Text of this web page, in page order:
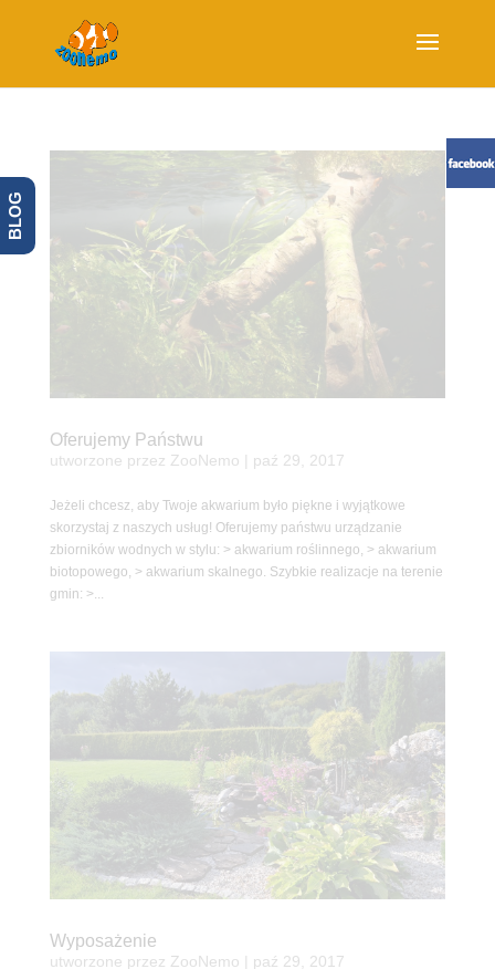
Oferujemy Państwu
utworzone przez ZooNemo paź 29, 2017
Jeżeli chcesz, aby Twoje akwarium było piękne i wyjątkowe
skorzystaj z naszych usług! Oferujemy państwu urządzanie
zbiorników wodnych w stylu: > akwarium roślinnego, > akwarium
biotopowego, > akwarium skalnego. Szybkie realizacje na terenie
gmin: >...
Wyposażenie
utworzone przez ZooNemo paź 29, 2017
BLOG